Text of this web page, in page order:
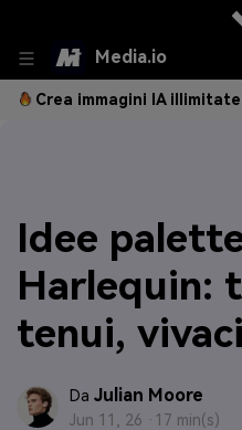
Media.io
Crea immagini IA
Idee
Harlequin:
tenui,
Da Julian Moore
Jun 11, 26 · 17 min(s)